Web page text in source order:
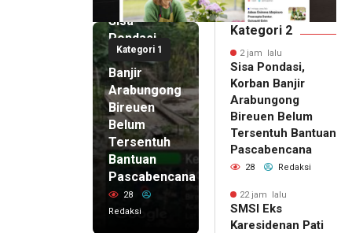
Kategori 1
2 jam lalu
Sisa
Pondasi,
Korban
Banjir
Arabungong
Bireuen
Belum
Tersentuh
Bantuan
Pascabencana
28
Redaksi
22 jam lalu
SMSI Eks
Karesidenan
Kategori 2
2 jam lalu
Sisa Pondasi,
Korban Banjir
Arabungong
Bireuen Belum
Tersentuh Bantuan
Pascabencana
28 Redaksi
22 jam lalu
SMSI Eks
Karesidenan Pati